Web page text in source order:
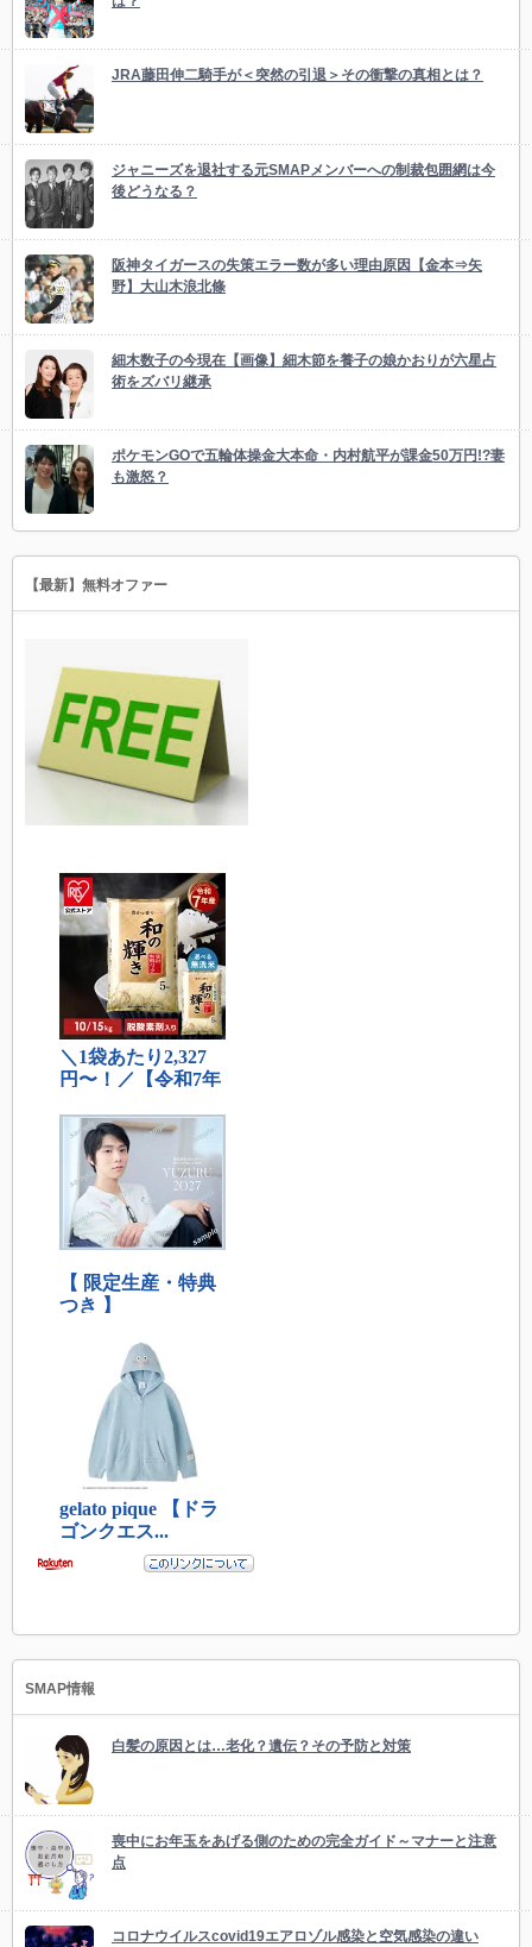
JRA藤田伸二騎手が＜突然の引退＞その衝撃の真相とは？
ジャニーズを退社する元SMAPメンバーへの制裁包囲網は今
後どうなる？
阪神タイガースの失策エラー数が多い理由原因【金本⇒矢
野】大山木浪北條
細木数子の今現在【画像】細木節を養子の娘かおりが六星占
術をズバリ継承
ポケモンGOで五輪体操金大本命・内村航平が課金50万円!?妻
も激怒？
【最新】無料オファー
SMAP情報
白髪の原因とは…老化？遺伝？その予防と対策
喪中にお年玉をあげる側のための完全ガイド～マナーと注意
点
コロナウイルスcovid19エアロゾル感染と空気感染の違い